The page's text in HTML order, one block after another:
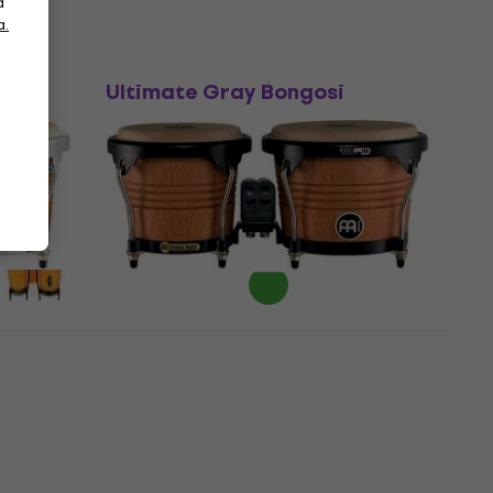
Ultimate Gray Bongosi
Bongosi
5/5
116 €
Na zalihi kod dobavljača